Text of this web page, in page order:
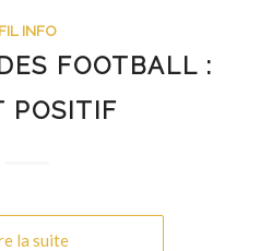
FIL INFO
FOOTBALL :
POSITIF
la suite